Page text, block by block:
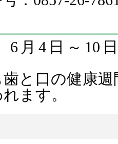
6月4日～10
と口の健康
ます。